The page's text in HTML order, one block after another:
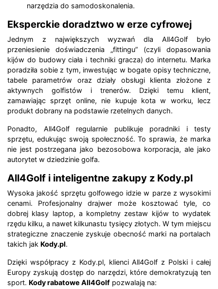
narzędzia do samodoskonalenia.
Eksperckie doradztwo w erze cyfrowej
Jednym z największych wyzwań dla All4Golf było
przeniesienie doświadczenia „fittingu” (czyli dopasowania
kijów do budowy ciała i techniki gracza) do internetu. Marka
poradziła sobie z tym, inwestując w bogate opisy techniczne,
tabele parametrów oraz działy obsługi klienta złożone z
aktywnych golfistów i trenerów. Dzięki temu klient,
zamawiając sprzęt online, nie kupuje kota w worku, lecz
produkt dobrany na podstawie rzetelnych danych.
Ponadto, All4Golf regularnie publikuje poradniki i testy
sprzętu, edukując swoją społeczność. To sprawia, że marka
nie jest postrzegana jako bezosobowa korporacja, ale jako
autorytet w dziedzinie golfa.
All4Golf i inteligentne zakupy z Kody.pl
Wysoka jakość sprzętu golfowego idzie w parze z wysokimi
cenami. Profesjonalny drajwer może kosztować tyle, co
dobrej klasy laptop, a kompletny zestaw kijów to wydatek
rzędu kilku, a nawet kilkunastu tysięcy złotych. W tym miejscu
strategiczne znaczenie zyskuje obecność marki na portalach
takich jak Kody.pl.
Dzięki współpracy z Kody.pl, klienci All4Golf z Polski i całej
Europy zyskują dostęp do narzędzi, które demokratyzują ten
sport. Kody rabatowe All4Golf pozwalają na: